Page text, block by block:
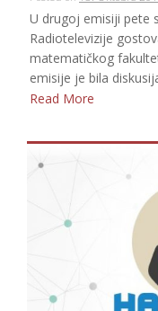
U drugoj emisiji pete
Radiotelevizije
matematičkog
emisije je bila
Read More